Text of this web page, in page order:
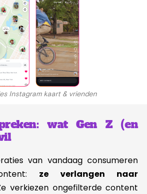
Instagram kaart & vrienden
wat Gen Z (en
van vandaag consumeren
ze verlangen naar
verkiezen ongefilterde content